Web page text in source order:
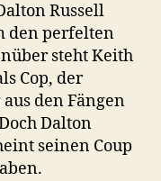
Russell
den perfelten
steht Keith
Cop, der
den Fängen
Dalton
seinen Coup